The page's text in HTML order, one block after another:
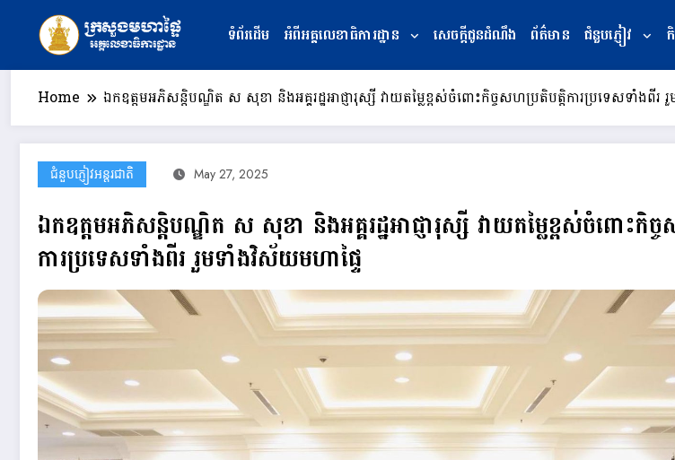
content
ទំព័រដើម អំពីអគ្គលេខាធិការដ្ឋាន សេចក្ដីជូនដំណឹង ព័ត៌មាន ជំនួបភ្ញៀវ
Home ឯកឧត្តមអភិសន្តិបណ្ឌិត ស សុខា និងអគ្គរដ្ឋអាជ្ញារុស្សី វាយតម្លៃខ្ពស់ចំពោះកិច្ចសហប្រតិបត្តិការប្រទេសទាំងពីរ
ជំនួបភ្ញៀវអន្តរជាតិ May 27, 2025
ឯកឧត្តមអភិសន្តិបណ្ឌិត ស សុខា និងអគ្គរដ្ឋអាជ្ញារុស្សី វាយតម្លៃខ្ពស់ចំពោះកិច្
ការប្រទេសទាំងពីរ រួមទាំងវិស័យមហាផ្ទៃ